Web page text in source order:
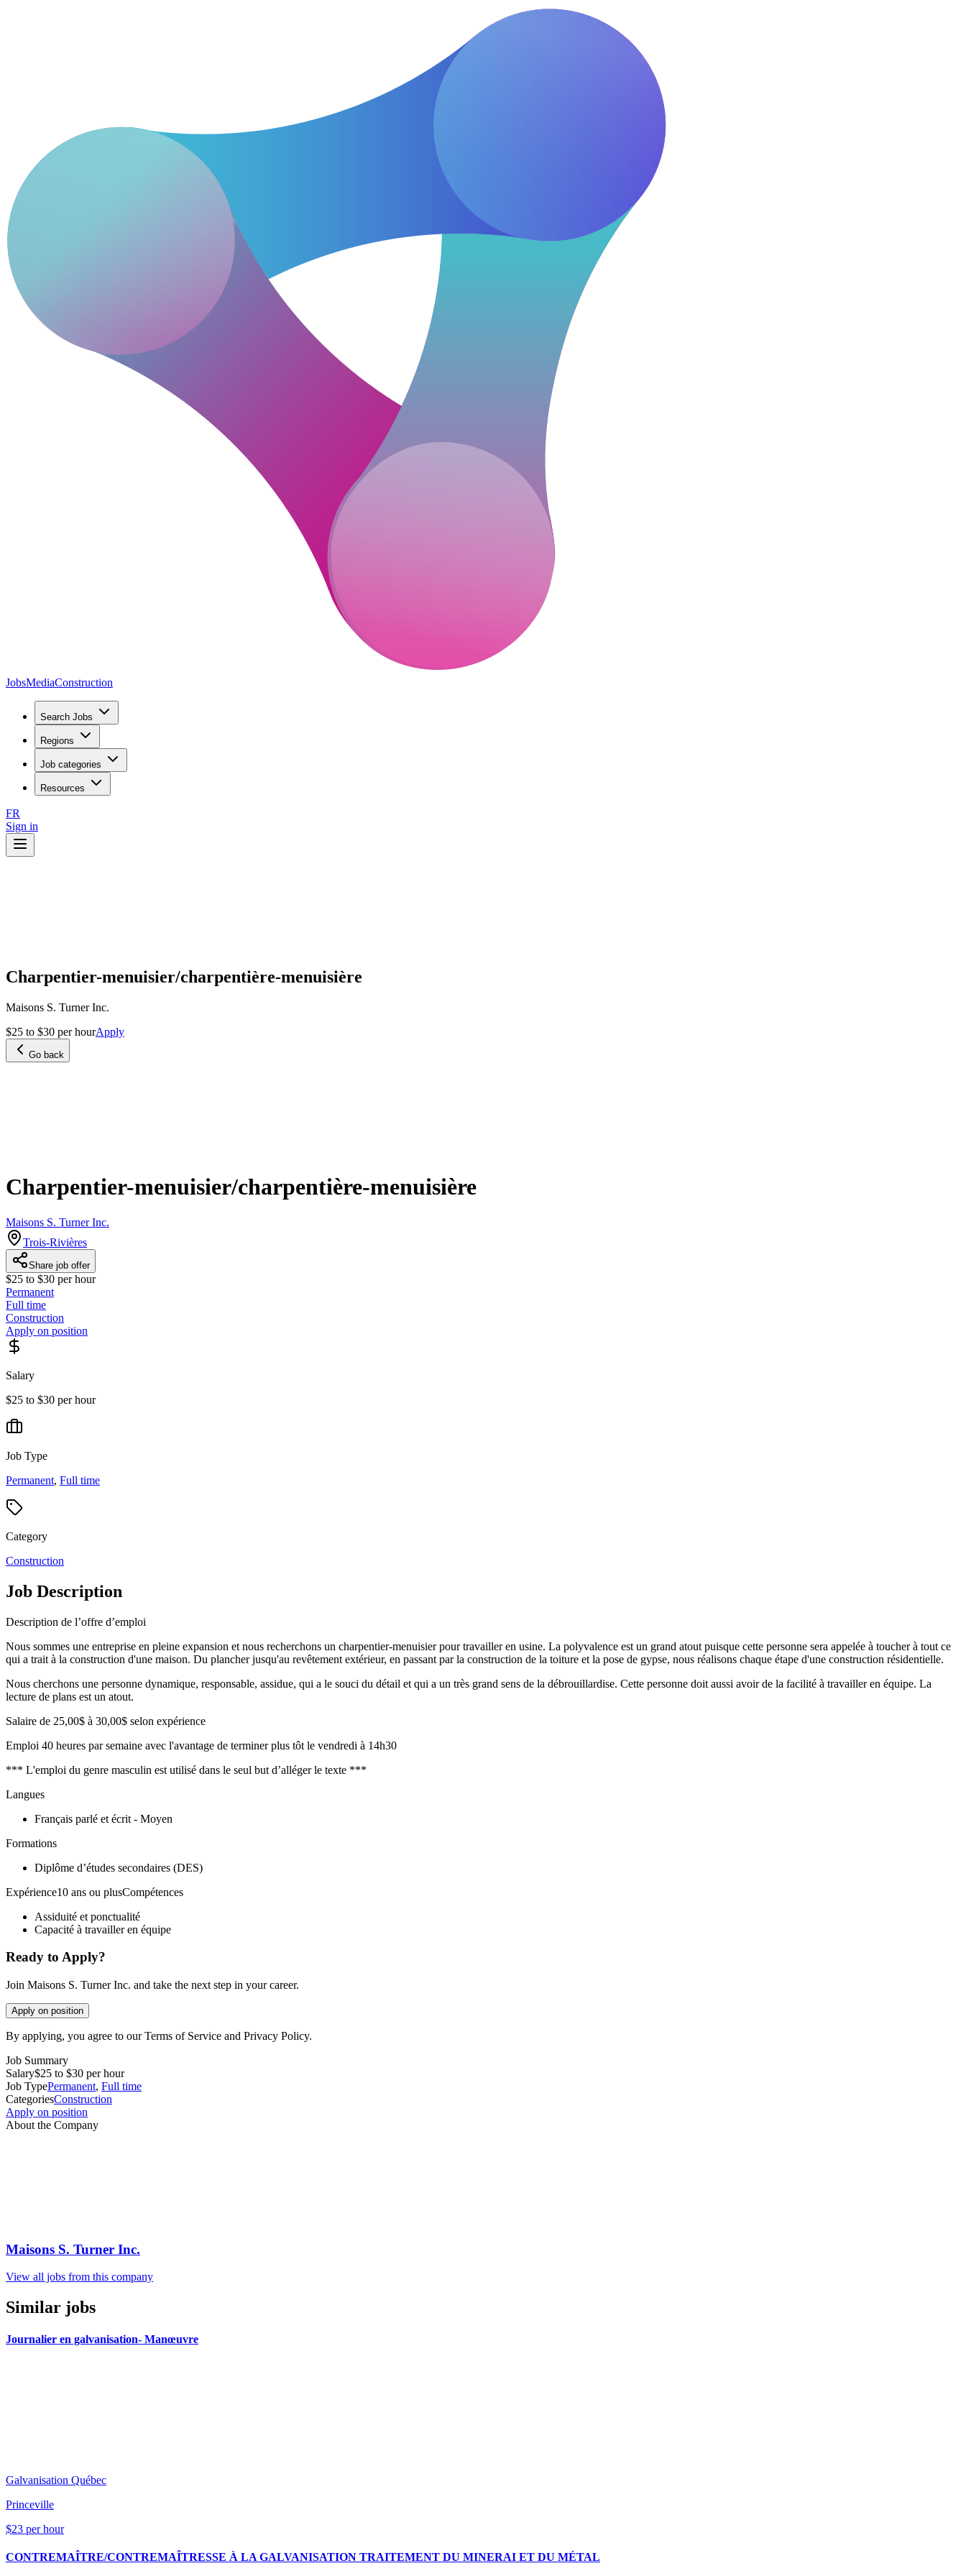
JobsMediaConstruction
Search Jobs
Regions
Job categories
Resources
FR
Sign in
Charpentier-menuisier/charpentière-menuisière
Maisons S. Turner Inc.
$25 to $30 per hourApply
Go back
Charpentier-menuisier/charpentière-menuisière
Maisons S. Turner Inc.
Trois-Rivières
Share job offer
$25 to $30 per hour
Permanent
Full time
Construction
Apply on position
Salary
$25 to $30 per hour
Job Type
Permanent, Full time
Category
Construction
Job Description
Description de l’offre d’emploi
Nous sommes une entreprise en pleine expansion et nous recherchons un charpentier-menuisier pour travailler en usine. La polyvalence est un grand atout puisque cette personne sera appelée à toucher à tout ce
qui a trait à la construction d'une maison. Du plancher jusqu'au revêtement extérieur, en passant par la construction de la toiture et la pose de gypse, nous réalisons chaque étape d'une construction résidentielle.
Nous cherchons une personne dynamique, responsable, assidue, qui a le souci du détail et qui a un très grand sens de la débrouillardise. Cette personne doit aussi avoir de la facilité à travailler en équipe. La
lecture de plans est un atout.
Salaire de 25,00$ à 30,00$ selon expérience
Emploi 40 heures par semaine avec l'avantage de terminer plus tôt le vendredi à 14h30
*** L'emploi du genre masculin est utilisé dans le seul but d’alléger le texte ***
Langues
Français parlé et écrit - Moyen
Formations
Diplôme d’études secondaires (DES)
Expérience10 ans ou plusCompétences
Assiduité et ponctualité
Capacité à travailler en équipe
Ready to Apply?
Join Maisons S. Turner Inc. and take the next step in your career.
Apply on position
By applying, you agree to our Terms of Service and Privacy Policy.
Job Summary
Salary$25 to $30 per hour
Job TypePermanent, Full time
CategoriesConstruction
Apply on position
About the Company
Maisons S. Turner Inc.
View all jobs from this company
Similar jobs
Journalier en galvanisation- Manœuvre
Galvanisation Québec
Princeville
$23 per hour
CONTREMAÎTRE/CONTREMAÎTRESSE À LA GALVANISATION TRAITEMENT DU MINERAI ET DU MÉTAL